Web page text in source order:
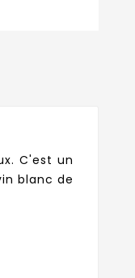
C'est un
blanc de